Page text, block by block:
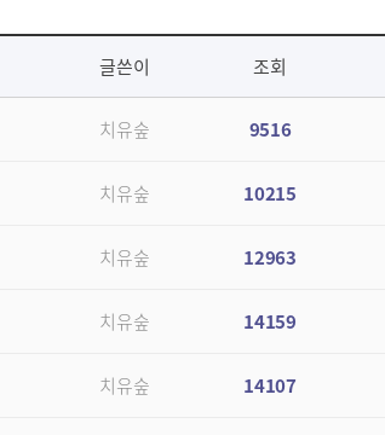
글쓴이 조회
치유숲 9516
치유숲 10215
치유숲 12963
치유숲 14159
치유숲 14107